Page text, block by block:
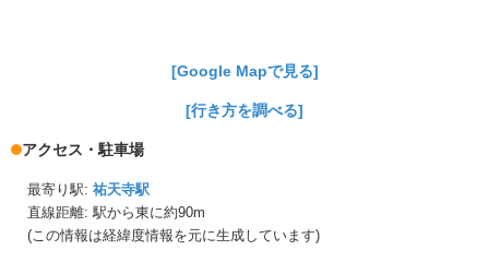
[Google Mapで見る]
[行き方を調べる]
アクセス・駐車場
最寄り駅: 祐天寺駅
直線距離: 駅から東に約90m
(この情報は経緯度情報を元に生成しています)